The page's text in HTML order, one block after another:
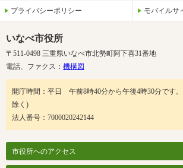
プライバシーポリシー モバイルサ
いなべ市役所
〒511-0498 三重県いなべ市北勢町阿下喜31番地
電話、ファクス： 機構図
開庁時間：平日 午前8時40分から午後4時30分です
除く)
法人番号：7000020242144
市役所へのアクセス